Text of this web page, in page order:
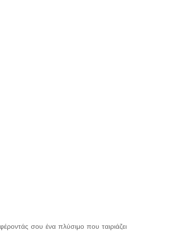
σου ένα πλύσιμο που ταιριάζει